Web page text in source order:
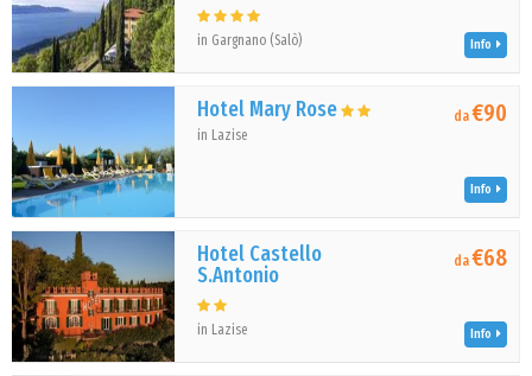
in Gargnano (Salò) Info
Hotel Mary Rose
in Lazise
da€90
Info
Hotel Castello
S.Antonio
in Lazise
da€68
Info